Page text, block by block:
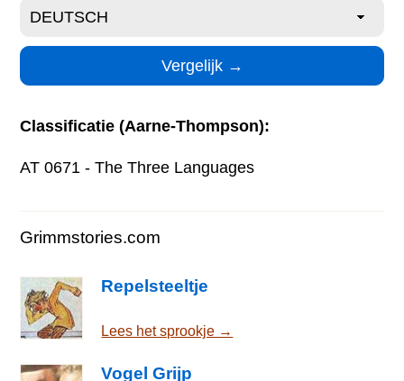
Classificatie (Aarne-Thompson):
AT 0671 - The Three Languages
Grimmstories.com
Repelsteeltje
Lees het sprookje →
Vogel Grijp